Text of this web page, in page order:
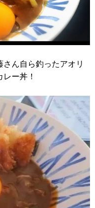
ん自ら釣ったアオリ
ー丼！